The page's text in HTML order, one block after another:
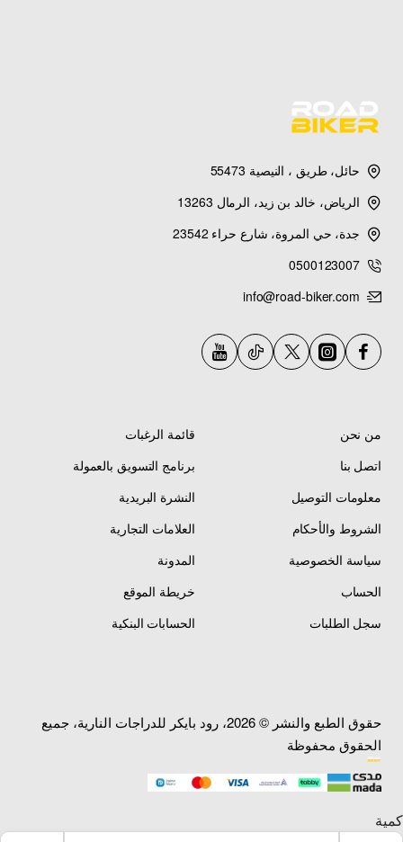
حائل، طريق ، النيصية 55473
الرياض، خالد بن زيد، الرمال 13263
جدة، حي المروة، شارع حراء 23542
0500123007
info@road-biker.com
من نحن
اتصل بنا
معلومات التوصيل
الشروط والأحكام
سياسة الخصوصية
الحساب
سجل الطلبات
قائمة الرغبات
برنامج التسويق بالعمولة
النشرة البريدية
العلامات التجارية
المدونة
خريطة الموقع
الحسابات البنكية
حقوق الطبع والنشر © 2026، رود بايكر للدراجات النارية، جميع
الحقوق محفوظة